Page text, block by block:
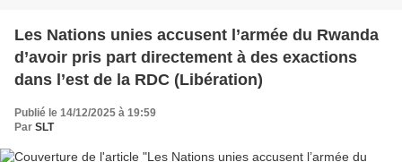
Les Nations unies accusent l’armée du Rwanda
d’avoir pris part directement à des exactions
dans l’est de la RDC (Libération)
Publié le 14/12/2025 à 19:59
Par SLT